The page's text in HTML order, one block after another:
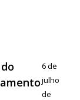
6 de
julho
de